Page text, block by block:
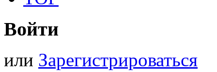
Войти
или Зарегистрироваться